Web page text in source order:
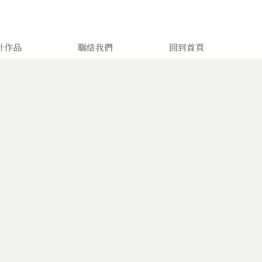
作品 聯絡我們 回到首頁